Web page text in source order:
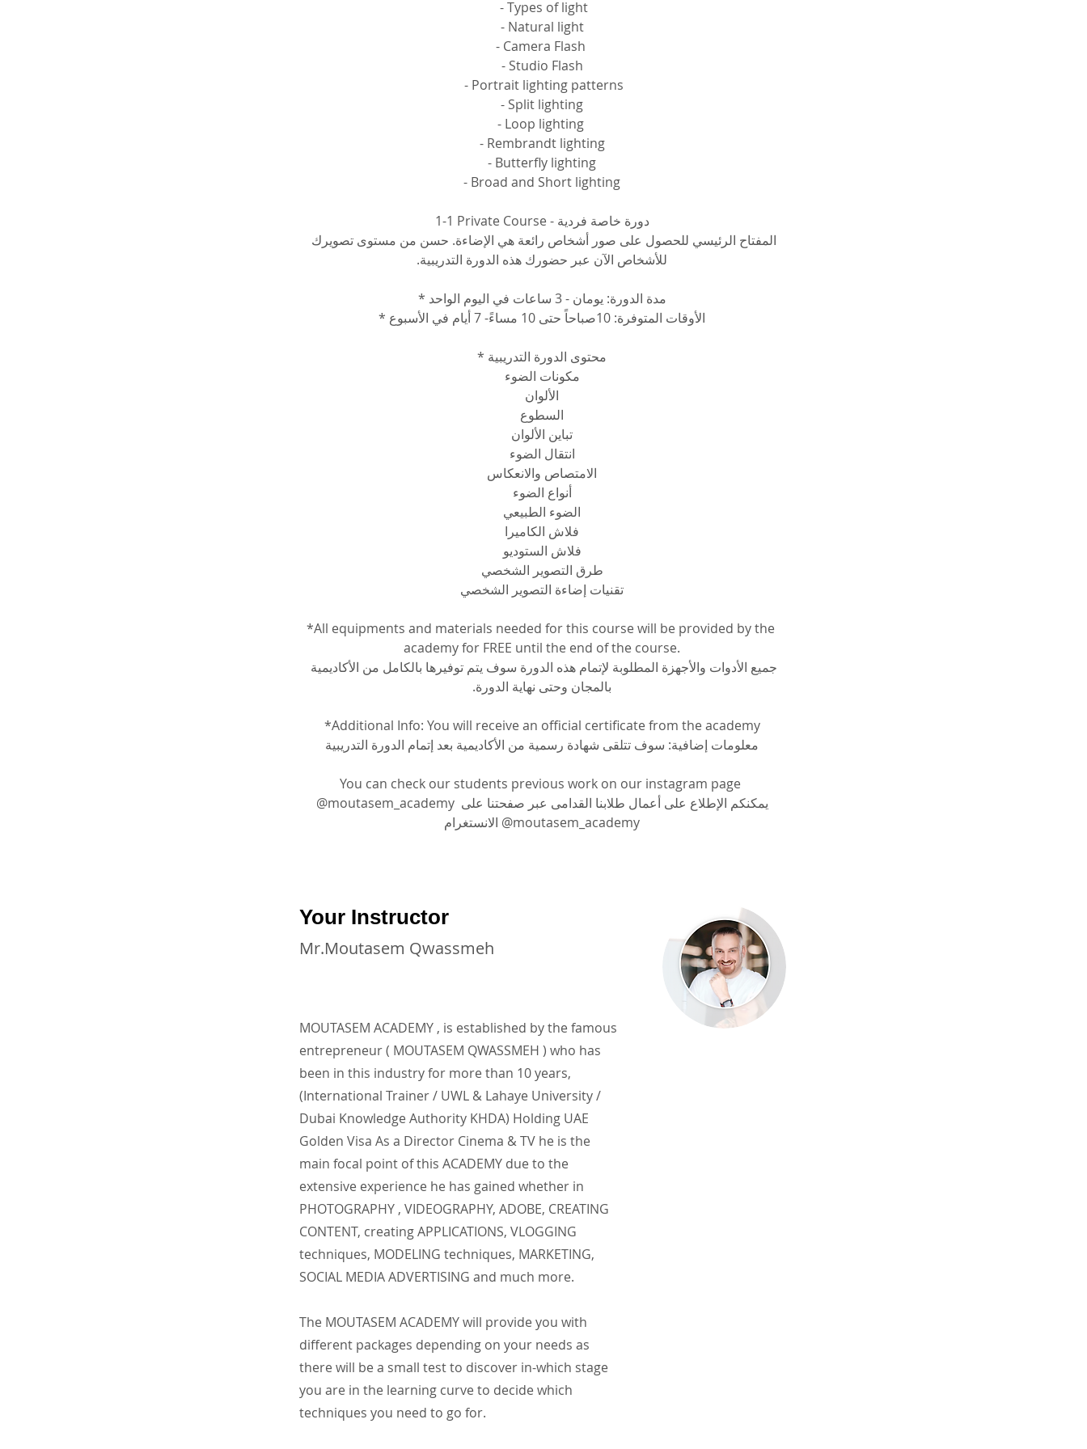
- Types of light
- Natural light
- Camera Flash
- Studio Flash
- Portrait lighting patterns
- Split lighting
- Loop lighting
- Rembrandt lighting
- Butterfly lighting
- Broad and Short lighting
1-1 Private Course - دورة خاصة فردية
المفتاح الرئيسي للحصول على صور أشخاص رائعة هي الإضاءة. حسن من مستوى تصويرك
للأشخاص الآن عبر حضورك هذه الدورة التدريبية.
مدة الدورة: يومان - 3 ساعات في اليوم الواحد *
الأوقات المتوفرة: 10صباحاً حتى 10 مساءً- 7 أيام في الأسبوع *
محتوى الدورة التدريبية *
مكونات الضوء
الألوان
السطوع
تباين الألوان
انتقال الضوء
الامتصاص والانعكاس
أنواع الضوء
الضوء الطبيعي
فلاش الكاميرا
فلاش الستوديو
طرق التصوير الشخصي
تقنيات إضاءة التصوير الشخصي
*All equipments and materials needed for this course will be provided by the
academy for FREE until the end of the course.
جميع الأدوات والأجهزة المطلوبة لإتمام هذه الدورة سوف يتم توفيرها بالكامل من الأكاديمية
بالمجان وحتى نهاية الدورة.
*Additional Info: You will receive an official certificate from the academy
معلومات إضافية: سوف تتلقى شهادة رسمية من الأكاديمية بعد إتمام الدورة التدريبية
You can check our students previous work on our instagram page
@moutasem_academy يمكنكم الإطلاع على أعمال طلابنا القدامى عبر صفحتنا على
الانستغرام @moutasem_academy
Your Instructor
Mr.Moutasem Qwassmeh
MOUTASEM ACADEMY , is established by the famous
entrepreneur ( MOUTASEM QWASSMEH ) who has
been in this industry for more than 10 years,
(International Trainer / UWL & Lahaye University /
Dubai Knowledge Authority KHDA) Holding UAE
Golden Visa As a Director Cinema & TV he is the
main focal point of this ACADEMY due to the
extensive experience he has gained whether in
PHOTOGRAPHY , VIDEOGRAPHY, ADOBE, CREATING
CONTENT, creating APPLICATIONS, VLOGGING
techniques, MODELING techniques, MARKETING,
SOCIAL MEDIA ADVERTISING and much more.
The MOUTASEM ACADEMY will provide you with
different packages depending on your needs as
there will be a small test to discover in-which stage
you are in the learning curve to decide which
techniques you need to go for.